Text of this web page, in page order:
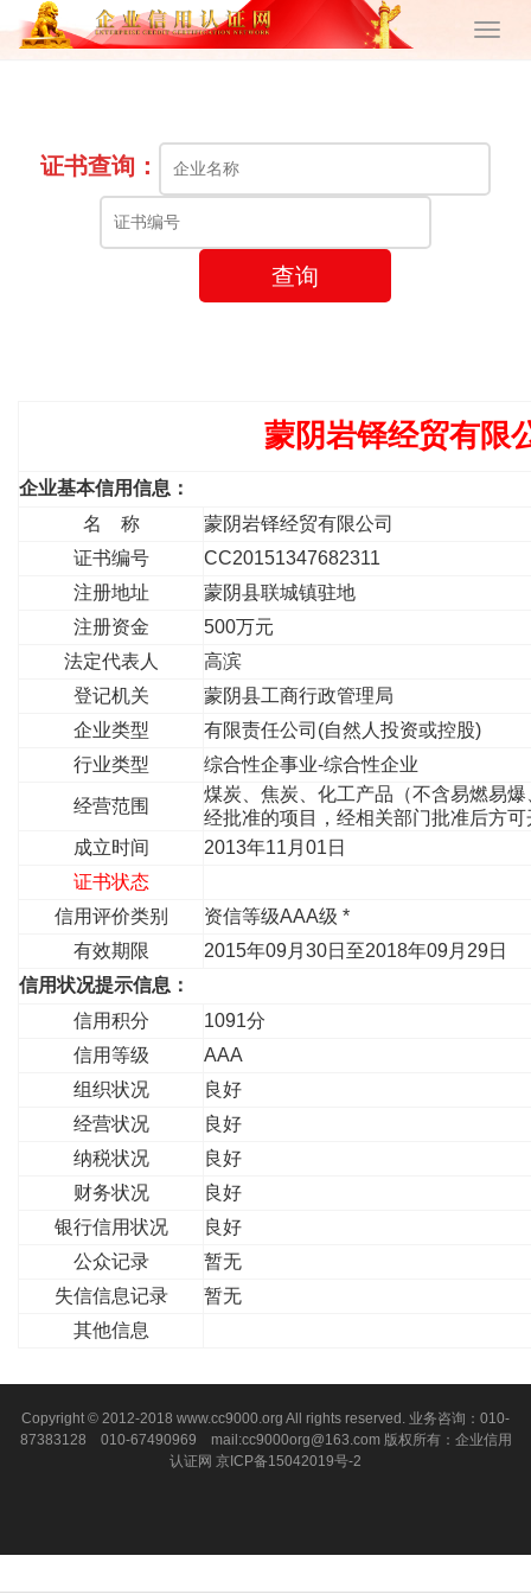
证书查询：
查询
蒙阴岩铎经贸有限
企业基本信用信息：
名 称
蒙阴岩铎经贸有限公司
证书编号
CC20151347682311
注册地址
蒙阴县联城镇驻地
注册资金
500万元
法定代表人
高滨
登记机关
蒙阴县工商行政管理局
企业类型
有限责任公司(自然人投资或控股)
行业类型
综合性企事业-综合性企业
经营范围
煤炭、焦炭、化工产品（不含易燃易
经批准的项目，经相关部门批准后方
成立时间
2013年11月01日
证书状态
信用评价类别
资信等级AAA级 *
有效期限
2015年09月30日至2018年09月29日
信用状况提示信息：
信用积分
1091分
信用等级
AAA
组织状况
良好
经营状况
良好
纳税状况
良好
财务状况
良好
银行信用状况
良好
公众记录
暂无
失信信息记录
暂无
其他信息
Copyright © 2012-2018 www.cc9000.org All rights reserved. 业务咨询：010-
87383128 010-67490969 mail:cc9000org@163.com 版权所有：企业信用
认证网 京ICP备15042019号-2